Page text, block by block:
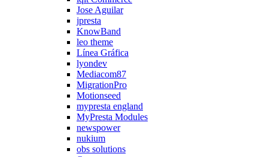
Jose Aguilar
jpresta
KnowBand
leo theme
Línea Gráfica
lyondev
Mediacom87
MigrationPro
Motionseed
mypresta england
MyPresta Modules
newspower
nukium
obs solutions